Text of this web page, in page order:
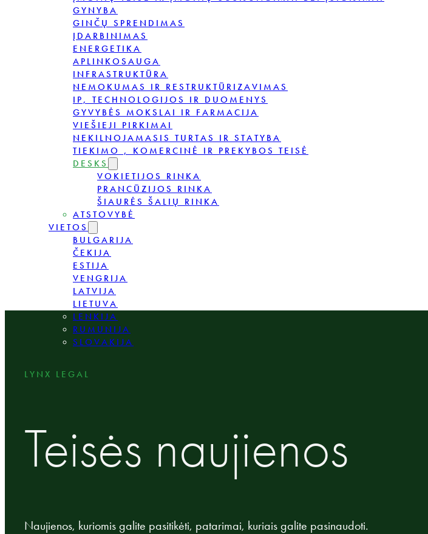
GYNYBA
GINČŲ SPRENDIMAS
ĮDARBINIMAS
ENERGETIKA
APLINKOSAUGA
INFRASTRUKTŪRA
NEMOKUMAS IR RESTRUKTŪRIZAVIMAS
IP, TECHNOLOGIJOS IR DUOMENYS
GYVYBĖS MOKSLAI IR FARMACIJA
VIEŠIEJI PIRKIMAI
NEKILNOJAMASIS TURTAS IR STATYBA
TIEKIMO , KOMERCINĖ IR PREKYBOS TEISĖ
DESKS
VOKIETIJOS RINKA
PRANCŪZIJOS RINKA
ŠIAURĖS ŠALIŲ RINKA
ATSTOVYBĖ
VIETOS
BULGARIJA
ČEKIJA
ESTIJA
VENGRIJA
LATVIJA
LIETUVA
LENKIJA
RUMUNIJA
SLOVAKIJA
LYNX LEGAL
Teisės naujienos
Naujienos, kuriomis galite pasitikėti, patarimai, kuriais galite pasinaudoti.